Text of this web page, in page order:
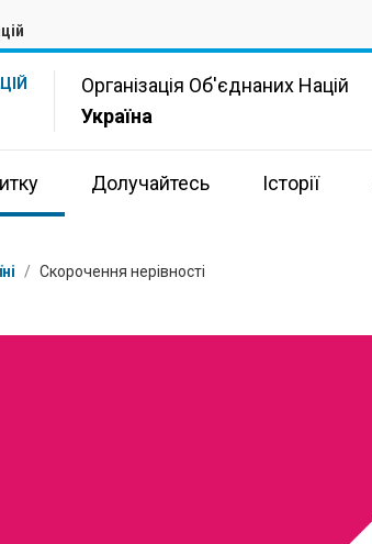
Організація Об'єднаних Націй
Україна
Долучайтесь Історії
/ Скорочення нерівності